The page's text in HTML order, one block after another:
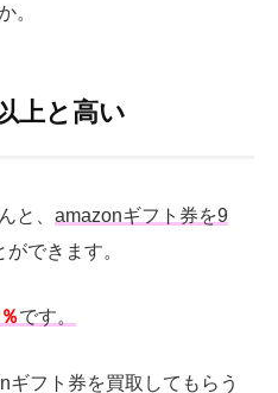
。
上と高い
と、 amazonギフト券を9
できます。
です。
フト券を買取してもらう